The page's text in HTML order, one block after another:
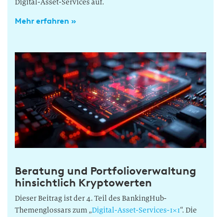
Digital-Asset-Services auf.
Mehr erfahren »
Beratung und Portfolioverwaltung
hinsichtlich Kryptowerten
Dieser Beitrag ist der 4. Teil des BankingHub-
Themenglossars zum „Digital-Asset-Services-1×1“. Die